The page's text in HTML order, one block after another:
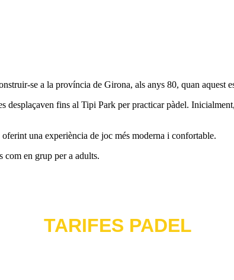
se a la província de Girona, als anys 80, quan aquest
fins al Tipi Park per practicar pàdel.
una experiència de joc més moderna i confortable.
com en grup per a adults.
TARIFES PADEL